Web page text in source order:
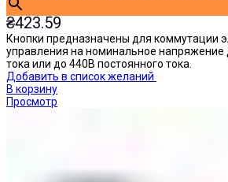
₴423.59
Кнопки предназначены для коммутации
управления на номинальное напряжение
тока или до 440В постоянного тока.
Добавить в список желаний
В корзину
Просмотр